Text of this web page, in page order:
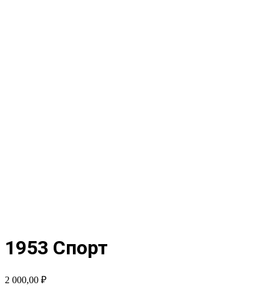
1953 Спорт
2 000,00 ₽